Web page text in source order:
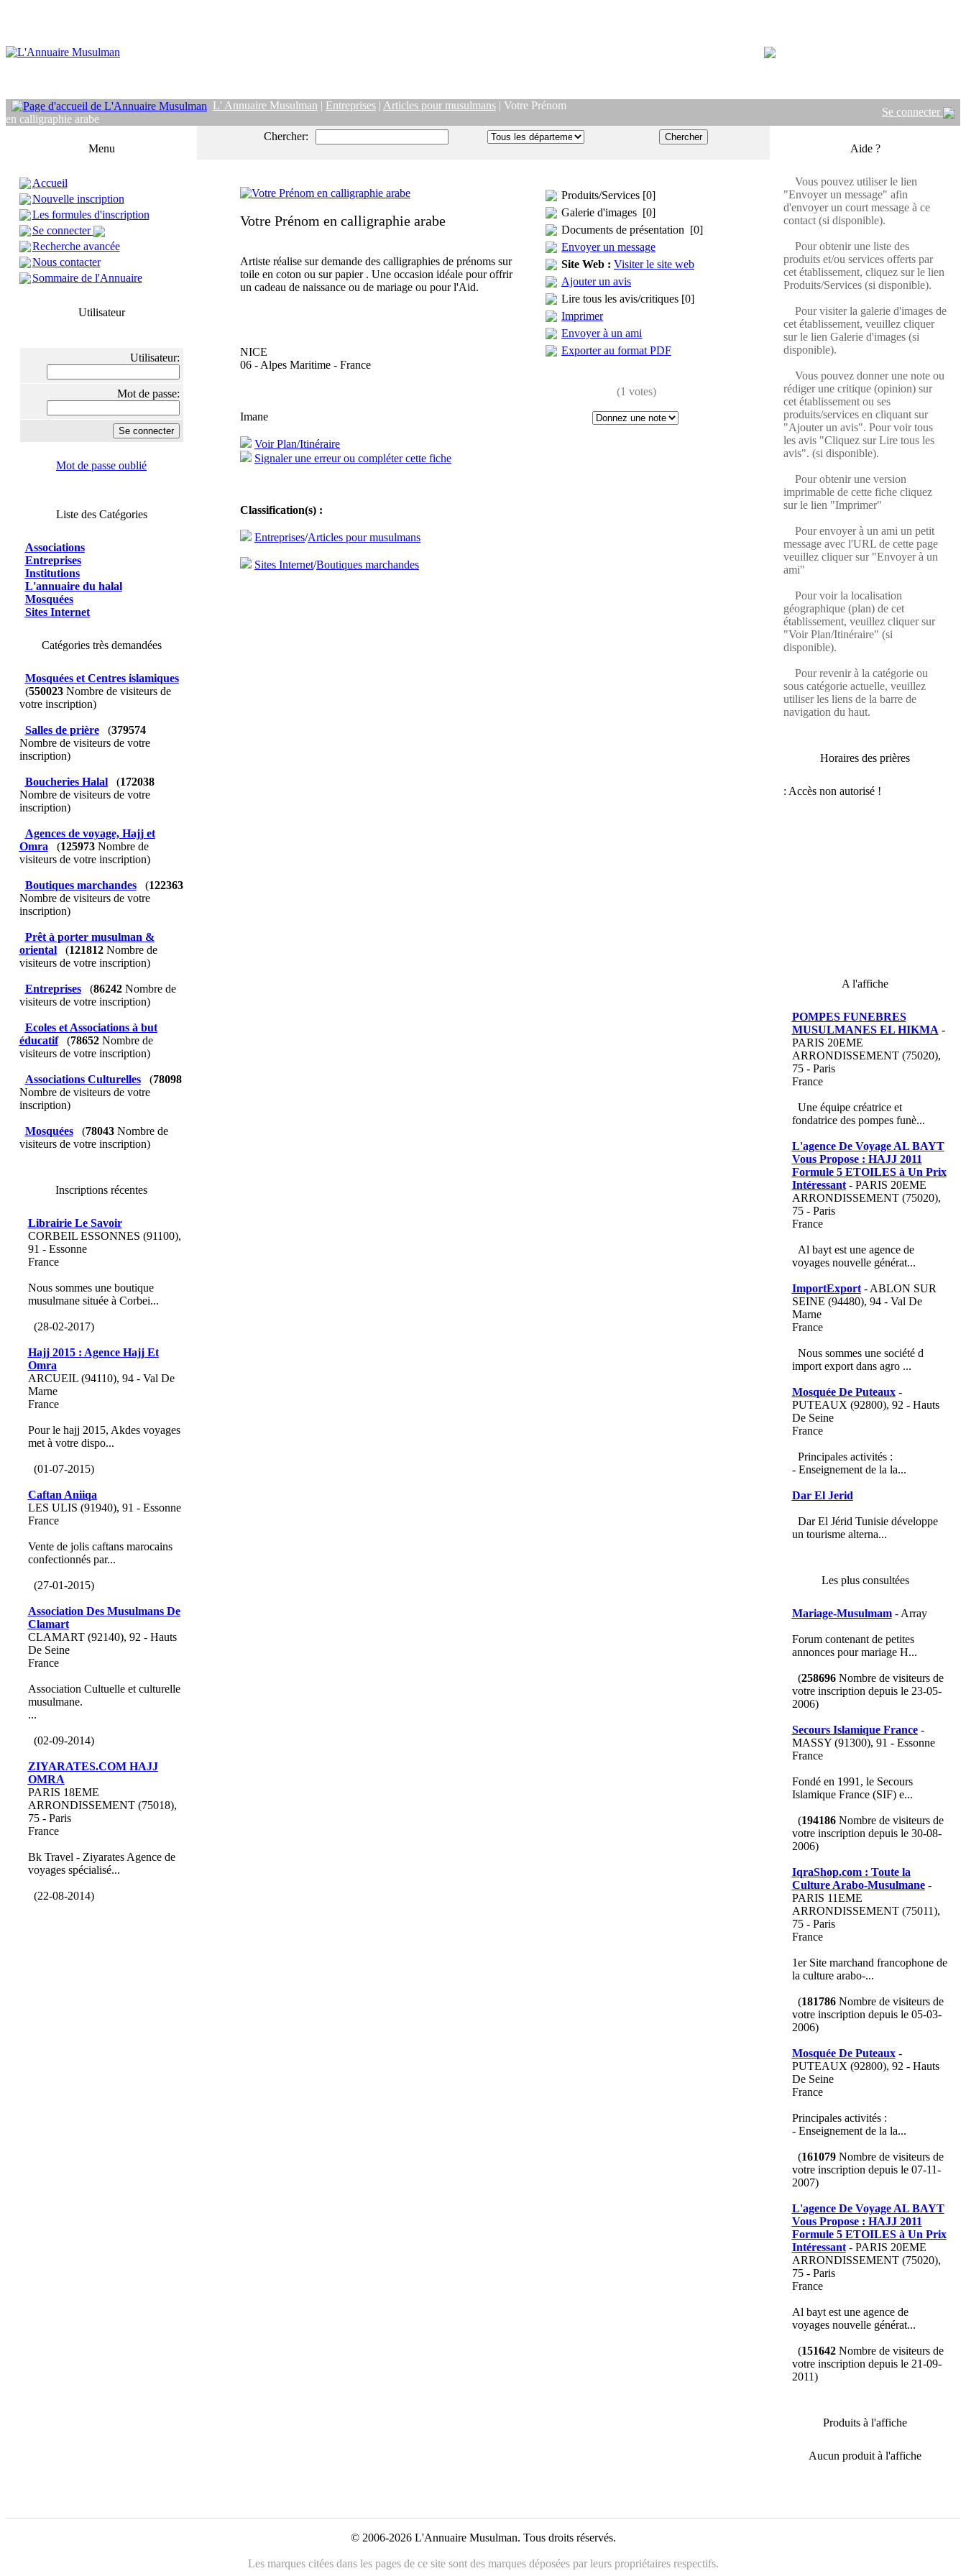
L' Annuaire Musulman | Entreprises | Articles pour musulmans | Votre Prénom
en calligraphie arabe
Se connecter
Menu
Accueil
Nouvelle inscription
Les formules d'inscription
Se connecter
Recherche avancée
Nous contacter
Sommaire de l'Annuaire
Utilisateur
Utilisateur:
Mot de passe:
Mot de passe oublié
Liste des Catégories
Associations
Entreprises
Institutions
L'annuaire du halal
Mosquées
Sites Internet
Catégories très demandées
Mosquées et Centres islamiques
(550023Nombre de visiteurs de
votre inscription)
Salles de prière (379574
Nombre de visiteurs de votre
inscription)
Boucheries Halal (172038
Nombre de visiteurs de votre
inscription)
Agences de voyage, Hajj et
Omra
(125973Nombre de
visiteurs de votre inscription)
Boutiques marchandes (122363
Nombre de visiteurs de votre
inscription)
Prêt à porter musulman &
oriental
(121812Nombre de
visiteurs de votre inscription)
Entreprises (86242Nombre de
visiteurs de votre inscription)
Ecoles et Associations à but
éducatif
(78652Nombre de
visiteurs de votre inscription)
Associations Culturelles (78098
Nombre de visiteurs de votre
inscription)
Mosquées (78043Nombre de
visiteurs de votre inscription)
Inscriptions récentes
Librairie Le Savoir
CORBEIL ESSONNES (91100),
91 - Essonne
France
Nous sommes une boutique
musulmane située à Corbei...
(28-02-2017)
Hajj 2015 : Agence Hajj Et
Omra
ARCUEIL (94110), 94 - Val De
Marne
France
Pour le hajj 2015, Akdes voyages
met à votre dispo...
(01-07-2015)
Caftan Aniiqa
LES ULIS (91940), 91 - Essonne
France
Vente de jolis caftans marocains
confectionnés par...
(27-01-2015)
Association Des Musulmans De
Clamart
CLAMART (92140), 92 - Hauts
De Seine
France
Association Cultuelle et culturelle
musulmane.
...
(02-09-2014)
ZIYARATES.COM HAJJ
OMRA
PARIS 18EME
ARRONDISSEMENT (75018),
75 - Paris
France
Bk Travel - Ziyarates Agence de
voyages spécialisé...
(22-08-2014)
Chercher:
Votre Prénom en calligraphie arabe
Artiste réalise sur demande des calligraphies de prénoms sur
toile en coton ou sur papier . Une occasion idéale pour offrir
un cadeau de naissance ou de mariage ou pour l'Aid.
NICE
06 - Alpes Maritime - France
Imane
Voir Plan/Itinéraire
Signaler une erreur ou compléter cette fiche
Classification(s) :
Entreprises/Articles pour musulmans
Sites Internet/Boutiques marchandes
Produits/Services [0]
Galerie d'images [0]
Documents de présentation [0]
Envoyer un message
Site Web : Visiter le site web
Ajouter un avis
Lire tous les avis/critiques [0]
Imprimer
Envoyer à un ami
Exporter au format PDF
(1 votes)
Aide ?
Vous pouvez utiliser le lien
"Envoyer un message" afin
d'envoyer un court message à ce
contact (si disponible).
Pour obtenir une liste des
produits et/ou services offerts par
cet établissement, cliquez sur le lien
Produits/Services (si disponible).
Pour visiter la galerie d'images de
cet établissement, veuillez cliquer
sur le lien Galerie d'images (si
disponible).
Vous pouvez donner une note ou
rédiger une critique (opinion) sur
cet établissement ou ses
produits/services en cliquant sur
"Ajouter un avis". Pour voir tous
les avis "Cliquez sur Lire tous les
avis". (si disponible).
Pour obtenir une version
imprimable de cette fiche cliquez
sur le lien "Imprimer"
Pour envoyer à un ami un petit
message avec l'URL de cette page
veuillez cliquer sur "Envoyer à un
ami"
Pour voir la localisation
géographique (plan) de cet
établissement, veuillez cliquer sur
"Voir Plan/Itinéraire" (si
disponible).
Pour revenir à la catégorie ou
sous catégorie actuelle, veuillez
utiliser les liens de la barre de
navigation du haut.
Horaires des prières
A l'affiche
POMPES FUNEBRES
MUSULMANES EL HIKMA -
PARIS 20EME
ARRONDISSEMENT (75020),
75 - Paris
France
Une équipe créatrice et
fondatrice des pompes funè...
L'agence De Voyage AL BAYT
Vous Propose : HAJJ 2011
Formule 5 ETOILES à Un Prix
Intéressant- PARIS 20EME
ARRONDISSEMENT (75020),
75 - Paris
France
Al bayt est une agence de
voyages nouvelle générat...
ImportExport- ABLON SUR
SEINE (94480), 94 - Val De
Marne
France
Nous sommes une société d
import export dans agro ...
Mosquée De Puteaux-
PUTEAUX (92800), 92 - Hauts
De Seine
France
Principales activités :
- Enseignement de la la...
Dar El Jerid
Dar El Jérid Tunisie développe
un tourisme alterna...
Les plus consultées
Mariage-Musulmam- Array
Forum contenant de petites
annonces pour mariage H...
(258696Nombre de visiteurs de
votre inscription depuis le 23-05-
2006)
Secours Islamique France-
MASSY (91300), 91 - Essonne
France
Fondé en 1991, le Secours
Islamique France (SIF) e...
(194186Nombre de visiteurs de
votre inscription depuis le 30-08-
2006)
IqraShop.com : Toute la
Culture Arabo-Musulmane-
PARIS 11EME
ARRONDISSEMENT (75011),
75 - Paris
France
1er Site marchand francophone de
la culture arabo-...
(181786Nombre de visiteurs de
votre inscription depuis le 05-03-
2006)
Mosquée De Puteaux-
PUTEAUX (92800), 92 - Hauts
De Seine
France
Principales activités :
- Enseignement de la la...
(161079Nombre de visiteurs de
votre inscription depuis le 07-11-
2007)
L'agence De Voyage AL BAYT
Vous Propose : HAJJ 2011
Formule 5 ETOILES à Un Prix
Intéressant- PARIS 20EME
ARRONDISSEMENT (75020),
75 - Paris
France
Al bayt est une agence de
voyages nouvelle générat...
(151642Nombre de visiteurs de
votre inscription depuis le 21-09-
2011)
Produits à l'affiche
Aucun produit à l'affiche
© 2006-2026 L'Annuaire Musulman. Tous droits réservés.
Les marques citées dans les pages de ce site sont des marques déposées par leurs propriétaires respectifs.